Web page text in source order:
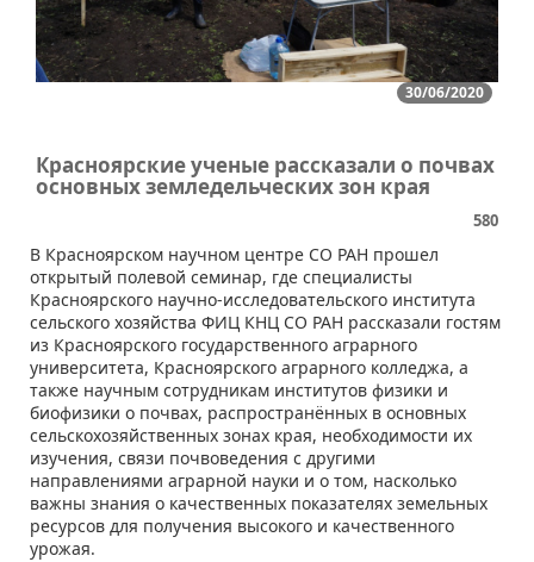
30/06/2020
Красноярские ученые рассказали о почвах
основных земледельческих зон края
580
В Красноярском научном центре СО РАН прошел
открытый полевой семинар, где специалисты
Красноярского научно-исследовательского института
сельского хозяйства ФИЦ КНЦ СО РАН рассказали гостям
из Красноярского государственного аграрного
университета, Красноярского аграрного колледжа, а
также научным сотрудникам институтов физики и
биофизики о почвах, распространённых в основных
сельскохозяйственных зонах края, необходимости их
изучения, связи почвоведения с другими
направлениями аграрной науки и о том, насколько
важны знания о качественных показателях земельных
ресурсов для получения высокого и качественного
урожая.